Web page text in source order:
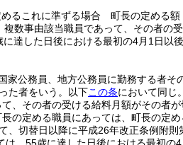
るこれに準ずる場合 町長の定める額
数事由該当職員であって、その者の
達した日後における最初の4月1日以
家公務員、地方公務員に勤務する者そ
た者をいう。以下この条において同じ
て、その者の受ける給料月額がその者
の定める職員にあっては、町長の定め
切替日以降に平成26年改正条例附